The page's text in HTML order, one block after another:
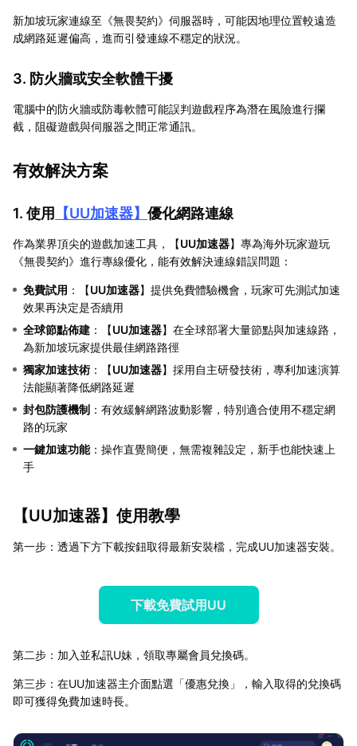
新加坡玩家連線至《無畏契約》伺服器時，可能因地理位置較遠造
成網路延遲偏高，進而引發連線不穩定的狀況。
3. 防火牆或安全軟體干擾
電腦中的防火牆或防毒軟體可能誤判遊戲程序為潛在風險進行攔
截，阻礙遊戲與伺服器之間正常通訊。
有效解決方案
1. 使用 【UU加速器】 優化網路連線
作為業界頂尖的遊戲加速工具，【UU加速器】專為海外玩家遊玩
《無畏契約》進行專線優化，能有效解決連線錯誤問題：
免費試用 ：【UU加速器】提供免費體驗機會，玩家可先測試加速
效果再決定是否續用
全球節點佈建 ：【UU加速器】在全球部署大量節點與加速線路，
為新加坡玩家提供最佳網路路徑
獨家加速技術 ：【UU加速器】採用自主研發技術，專利加速演算
法能顯著降低網路延遲
封包防護機制 ：有效緩解網路波動影響，特別適合使用不穩定網
路的玩家
一鍵加速功能：操作直覺簡便，無需複雜設定，新手也能快速上
手
【UU加速器】使用教學
第一步：透過下方下載按鈕取得最新安裝檔，完成UU加速器安裝。
下載免費試用UU
第二步：加入並私訊U妹，領取專屬會員兌換碼。
第三步：在UU加速器主介面點選「優惠兌換」，輸入取得的兌換碼
即可獲得免費加速時長。